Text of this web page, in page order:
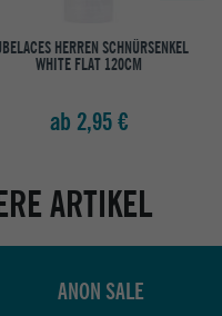
HERREN SCHNÜRSENKEL
WHITE FLAT 120CM
ab 2,95 €
ARTIKEL
ANON SALE